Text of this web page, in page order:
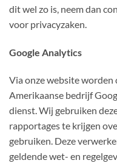
dit wel zo is, neem dan
voor privacyzaken.
Google Analytics
Via onze website worden
Amerikaanse bedrijf
dienst. Wij gebruiken
rapportages te krijgen
gebruiken. Deze
geldende wet- en